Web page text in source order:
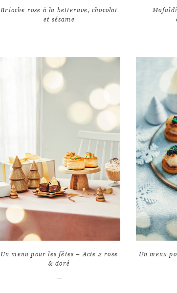
Brioche rose à la betterave, chocolat
et sésame
LIRE L'ARTICLE
9867
Un menu pour les fêtes – Acte 2 rose
& doré
Un menu